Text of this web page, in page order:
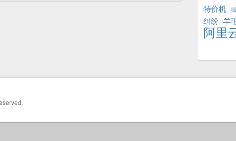
特价机
纠纷 羊
阿里